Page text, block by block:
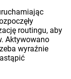
routingu, aby
Aktywowano
wyraźnie